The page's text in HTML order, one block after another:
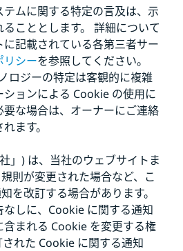
ムに関する特定の言及は、示
こととします。 詳細について
記載されている各第三者サー
リシーを参照してください。
ロジーの特定は客観的に複雑
ョンによる Cookie の使用に
な場合は、オーナーにご連絡
ます。
」) は、当社のウェブサイトま
則が変更された場合など、こ
を改訂する場合があります。
なしに、Cookie に関する通知
まれる Cookie を変更する権
れた Cookie に関する通知